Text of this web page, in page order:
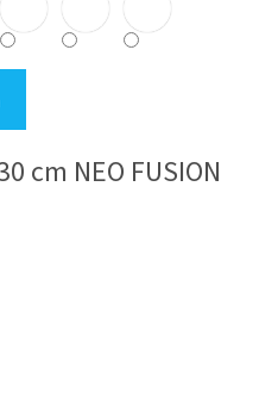
cm NEO FUSION